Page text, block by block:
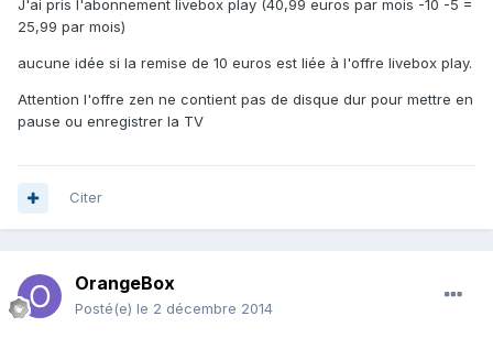
J'ai pris l'abonnement livebox play (40,99 euros par mois -10 -5 =
25,99 par mois)
aucune idée si la remise de 10 euros est liée à l'offre livebox play.
Attention l'offre zen ne contient pas de disque dur pour mettre en
pause ou enregistrer la TV
Citer
OrangeBox
Posté(e) le 2 décembre 2014